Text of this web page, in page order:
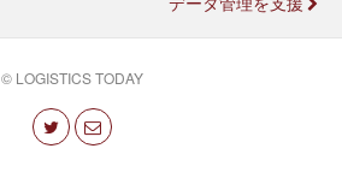
© LOGISTICS TODAY